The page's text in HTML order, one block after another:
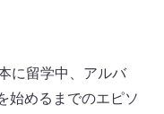
に留学中、アルバ
始めるまでのエピソ